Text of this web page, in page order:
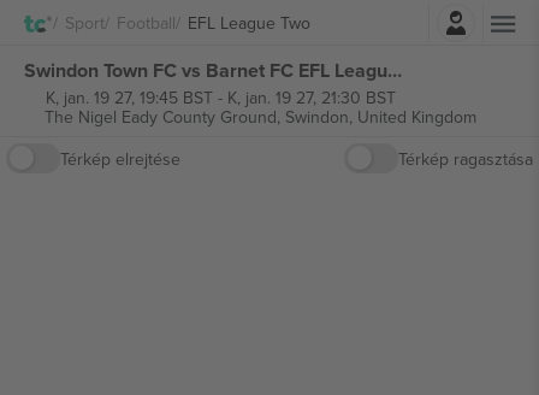
Sport Football EFL League TwoBelépés
Swindon Town FC vs Barnet FC EFL League Two jegyek
K, jan. 19 27, 19:45 BST- K, jan. 19 27, 21:30 BST
The Nigel Eady County Ground, Swindon, United Kingdom
Térkép elrejtése
Térkép ragasztása